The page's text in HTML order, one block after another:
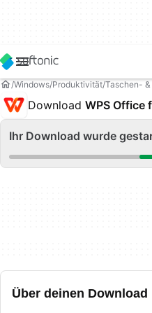
Windows Produktivität Taschen-
Download WPS Office
Ihr Download wurde
Über deinen Download